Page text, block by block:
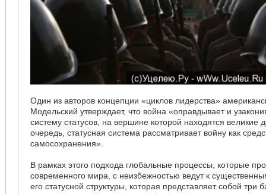
Один из авторов концепции «циклов лидерства»
Модельский утверждает, что война «оправдывает и
систему статусов, на вершине которой находятся великие
очередь, статусная система рассматривает войну как
самосохранения».
В рамках этого подхода глобальные процессы, которые
современного мира, с неизбежностью ведут к
его статусной структуры, которая представляет собой три